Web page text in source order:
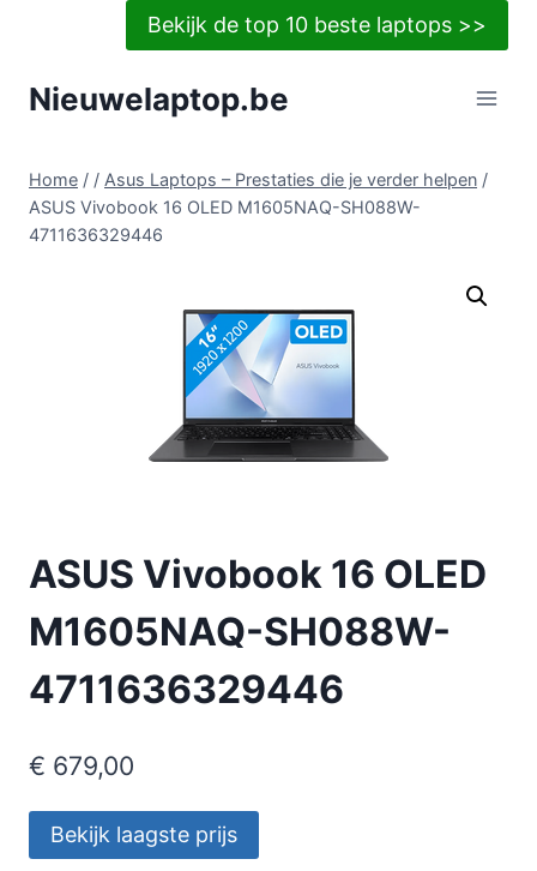
Bekijk de top 10 beste laptops >>
Nieuwelaptop.be
Home / / Asus Laptops – Prestaties die je verder helpen /
ASUS Vivobook 16 OLED M1605NAQ-SH088W-
4711636329446
ASUS Vivobook 16 OLED
M1605NAQ-SH088W-
4711636329446
€ 679,00
Bekijk laagste prijs